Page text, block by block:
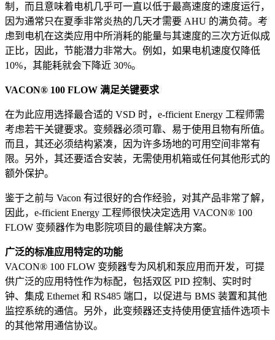
制，而且意味着电机几乎可一直以低于最高速度的速度运行，
因为通常只在夏季非常炎热的几天才需要 AHU 的满负荷。考
虑到电机在这类应用中所消耗的能量与其速度的三次方近似成
正比，因此，节能潜力非常大。例如，如果电机速度仅降低
10%，其能耗就会下降近 30%。
VACON® 100 FLOW 满足关键要求
在为此应用选择最合适的 VSD 时，e-fficient Energy 工程师需
考虑若干关键要求。变频器必须可靠、易于使用且物有所值。
而且，其还必须结构紧凑，因为许多场地的可用空间非常有
限。另外，其还要适合安装，无需使用机箱或任何其他形式的
额外保护。
鉴于之前与 Vacon 有过很好的合作经验，对其产品非常了解，
因此，e-fficient Energy 工程师很快决定选用 VACON® 100
FLOW 变频器作为电影院项目的最佳解决方案。
广泛的标准应用特定的功能
VACON® 100 FLOW 变频器专为风机和泵应用而开发，可提
供广泛的应用特性作为标配，包括双区 PID 控制、实时时
钟、集成 Ethernet 和 RS485 端口，以促进与 BMS 装置和其他
监控系统的通信。另外，此变频器还支持使用便宜插件选项卡
的其他常用通信协议。